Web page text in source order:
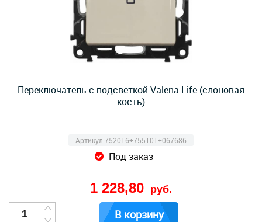
Переключатель с подсветкой Valena Life (слоновая
кость)
Артикул 752016+755101+067686
Под заказ
1 228,80 руб.
В корзину